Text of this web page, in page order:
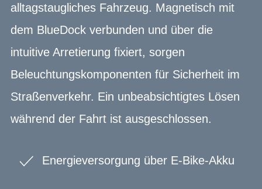
alltagstaugliches Fahrzeug. Magnetisch mit
dem BlueDock verbunden und über die
intuitive Arretierung fixiert, sorgen
Beleuchtungskomponenten für Sicherheit im
Straßenverkehr. Ein unbeabsichtigtes Lösen
während der Fahrt ist ausgeschlossen.
Energieversorgung über E-Bike-Akku